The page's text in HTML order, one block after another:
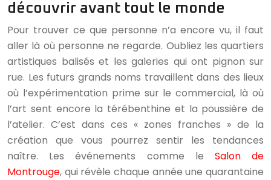
découvrir avant tout le monde
Pour trouver ce que personne n’a encore vu, il faut
aller là où personne ne regarde. Oubliez les quartiers
artistiques balisés et les galeries qui ont pignon sur
rue. Les futurs grands noms travaillent dans des lieux
où l’expérimentation prime sur le commercial, là où
l’art sent encore la térébenthine et la poussière de
l’atelier. C’est dans ces « zones franches » de la
création que vous pourrez sentir les tendances
naître. Les événements comme le Salon de
Montrouge, qui révèle chaque année une quarantaine